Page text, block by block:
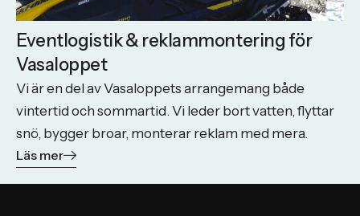
Eventlogistik & reklammontering för
Vasaloppet
Vi är en del av Vasaloppets arrangemang både
vintertid och sommartid. Vi leder bort vatten, flyttar
snö, bygger broar, monterar reklam med mera.
Läs mer